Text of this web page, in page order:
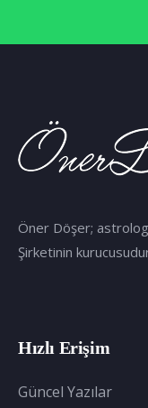
Öner Döşer;
Şirketinin
Hızlı Erişim
Güncel Yazılar